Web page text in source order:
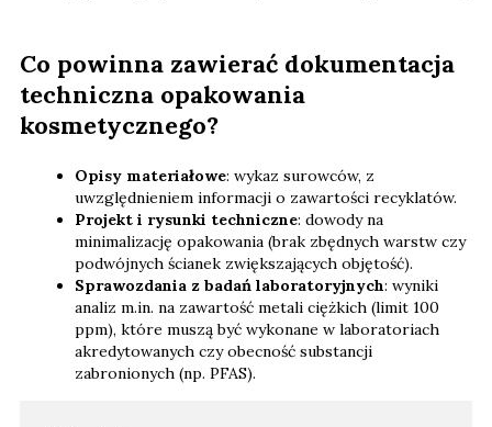
Co powinna zawierać dokumentacja
techniczna opakowania
kosmetycznego?
Opisy materiałowe: wykaz surowców, z
uwzględnieniem informacji o zawartości recyklatów.
Projekt i rysunki techniczne: dowody na
minimalizację opakowania (brak zbędnych warstw czy
podwójnych ścianek zwiększających objętość).
Sprawozdania z badań laboratoryjnych: wyniki
analiz m.in. na zawartość metali ciężkich (limit 100
ppm), które muszą być wykonane w laboratoriach
akredytowanych czy obecność substancji
zabronionych (np. PFAS).